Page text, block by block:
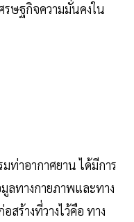
ษฐกิจความมั่นคงใน
ท่าอากาศยาน ได้มีการ
ลทางกายภาพและทาง
สร้างที่วางไว้คือ ทาง